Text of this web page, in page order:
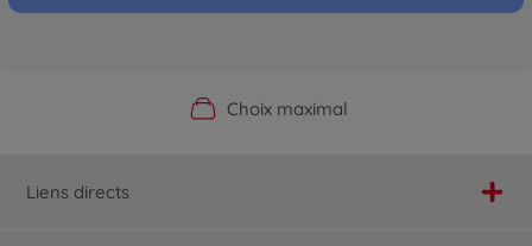
Boutique officielle du fabricant
Choix maximal
Service personnalisé
Livraison rapide
Liens directs